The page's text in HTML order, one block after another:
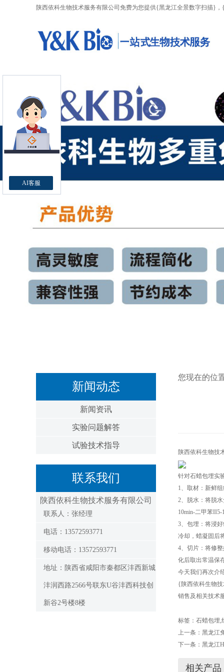
陕西依科生物技术服务有限公司免费为您提供{黑龙江全景数字扫描}
新闻动态
新闻资讯
实验问题解答
试验技术指导
联系我们
陕西依科生物技术服务有限公司
联系人：张经理
电话：13572593771
移动电话：13572593771
地址：陕西省咸阳市秦都区沣西新城
沣润西路2566号联东U谷沣西科技创
新谷2号楼8楼
您现在的位
陕西依科生物技
针对石蜡包埋实
1、取材：新鲜
2、脱水：将脱
10min-二甲苯
3、包埋：将浸
冷却，蜡凝固后
4、切片：将修
化后取出常温保
今天我们再次介
{陕西依科生物
销售及相关技术
标签： 石蜡包埋,
上一条： 黑龙江
下一条： 黑龙江
相关产品
AI客服